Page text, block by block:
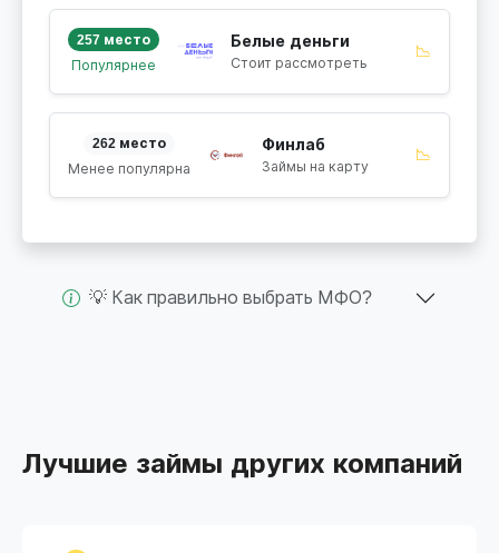
257 место
Популярнее
Белые деньги
Стоит рассмотреть
📉
262 место
Менее популярна
Финлаб
Займы на карту
📉
💡 Как правильно выбрать МФО?
Лучшие займы других компаний